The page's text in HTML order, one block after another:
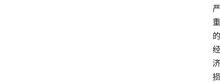
严
重
的
经
济
损